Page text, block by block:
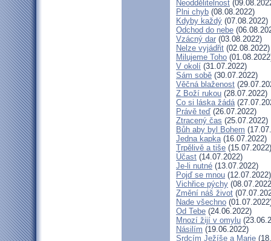
Neoddělitelnost
Plni chyb (08.08.2022)
Kdyby každý (07.08.2022)
Odchod do nebe
Vzácný dar (03.08.2022)
Nelze vyjádřit (02.08.2022)
Milujeme Toho
V okolí (31.07.2022)
Sám sobě (30.07.2022)
Věčná blaženost
Z Boží rukou (28.07.2022)
Co si láska žádá
Právě teď (26.07.2022)
Ztracený čas (25.07.2022)
Bůh aby byl Bohem
Jedna kapka(16.07.2022)
Trpělivě a tiše (15.07.2022)
Účast (14.07.2022)
Je-li nutné (13.07.2022)
Pojď se mnou (12.07.2022)
Vichřice pýchy
Změní náš život
Nade všechno
Od Tebe (24.06.2022)
Mnozí žijí v omylu
Násilím (19.06.2022)
Srdcím Ježíše a Marie